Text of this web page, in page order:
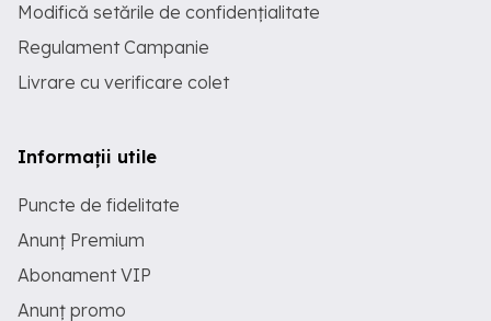
Modifică setările de confidențialitate
Regulament Campanie
Livrare cu verificare colet
Informații utile
Puncte de fidelitate
Anunț Premium
Abonament VIP
Anunț promo